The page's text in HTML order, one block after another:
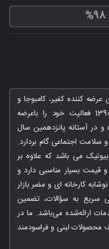
عرضه کننده کفیر، کامبوجا و
کفیرآب در کشور از ابتدای فروردین سال 1390 فعالیت خود را باعرضه
در آستانه پانزدهمین سال
اجتماعی گام بردارد.
می باشد که علاوه بر
و قیمت بسیار مناسبی دارد و
کارخانه ای و مضر بازار
سریع به سؤالات، تضمین
ارائه‌شده می‌باشد. ما در
محصولات لبنی و فراسودمند